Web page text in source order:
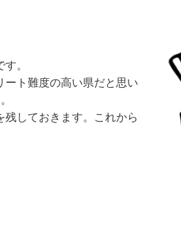
。
ート難度の高い県だと思い
しておきます。これから